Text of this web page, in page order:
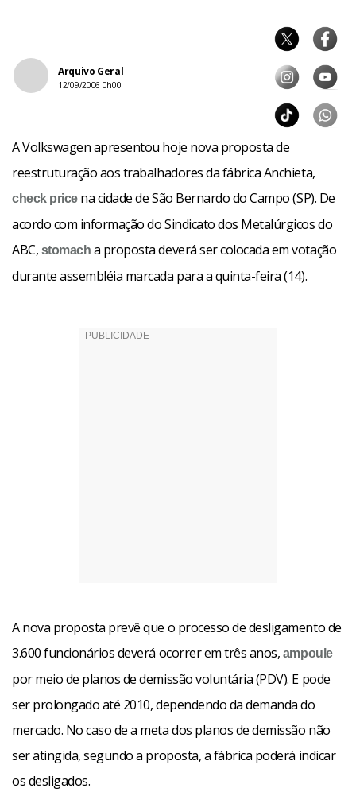
Arquivo Geral
12/09/2006 0h00
A Volkswagen apresentou hoje nova proposta de
reestruturação aos trabalhadores da fábrica Anchieta,
check pricena cidade de São Bernardo do Campo (SP). De
acordo com informação do Sindicato dos Metalúrgicos do
ABC, stomach a proposta deverá ser colocada em votação
durante assembléia marcada para a quinta-feira (14).
A nova proposta prevê que o processo de desligamento de
3.600 funcionários deverá ocorrer em três anos, ampoule
por meio de planos de demissão voluntária (PDV). E pode
ser prolongado até 2010, dependendo da demanda do
mercado. No caso de a meta dos planos de demissão não
ser atingida, segundo a proposta, a fábrica poderá indicar
os desligados.